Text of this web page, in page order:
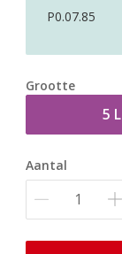
P0.07.85
Grootte
5 L
Aantal